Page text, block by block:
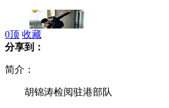
0顶 收藏
分享到：
简介：
胡锦涛检阅驻港部队